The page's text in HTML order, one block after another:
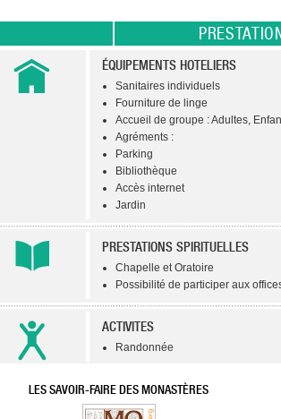
ÉQUIPEMENTS HOTELIERS
Sanitaires individuels
Fourniture de linge
Accueil de groupe : Adultes,
Agréments :
Parking
Bibliothèque
Accès internet
Jardin
PRESTATIONS SPIRITUELLES
Chapelle et Oratoire
Possibilité de participer aux
ACTIVITES
Randonnée
LES SAVOIR-FAIRE DES MONASTÈRES